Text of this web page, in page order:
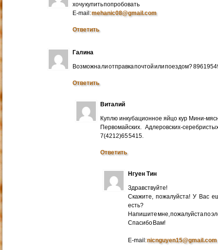
хочу купить попробовать
E-mail:mehanic08@gmail.com
Ответить
Галина
Возможна ли отправка почтой или поездом?
Ответить
Виталий
Куплю инкубационное яйцо кур Мини-
Первомайских. Адлеровских-
7(4212)65 5415.
Ответить
Нгуен Тин
Здравствуйте!
Скажите, пожалуйста! У Вас
есть?
Напишите мне, пожалуйста по
Cпасибо Вам!
E-mail:nicnguyen15@gmail.com